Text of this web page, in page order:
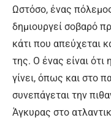
Ωστόσο, ένας
δημιουργεί σοβαρό
κάτι που απεύχεται
της. Ο ένας είναι
γίνει, όπως και στο
συνεπάγεται την
Άγκυρας στο